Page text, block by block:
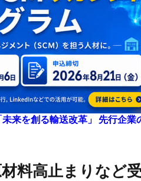
来を創る輸送改革」 先行企業
材料高止まりなど